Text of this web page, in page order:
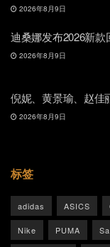
2026年8月9日
迪桑娜发布2026新
2026年8月9日
倪妮、黄景瑜、赵佳
2026年8月9日
标签
adidas ASICS
Nike PUMA